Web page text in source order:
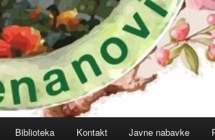
Biblioteka Kontakt Javne nabavke